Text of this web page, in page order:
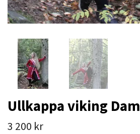
Ullkappa viking Dam
3 200 kr